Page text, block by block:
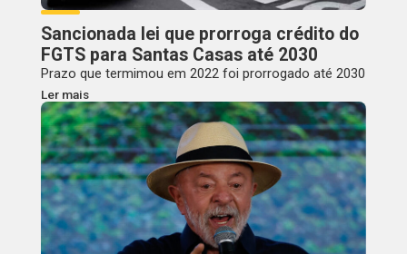
Sancionada lei que prorroga crédito do
FGTS para Santas Casas até 2030
Prazo que termimou em 2022 foi prorrogado até 2030
Ler mais